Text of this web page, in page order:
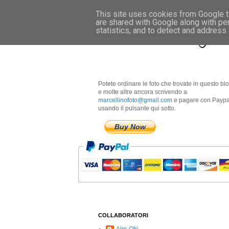
Marcellino
Potete ordinare le foto che trovate in questo
e molte altre ancora scrivendo a
marcellinofoto@gmail.com e pagare con
usando il pulsante qui sotto.
Buy Now
COLLABORATORI
This site uses cookies from Google
are shared with Google along with
statistics, and to detect and address